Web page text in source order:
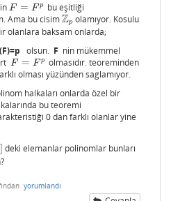
F = F p
F= Fp
bu eşitliği
Ama bu cisimZp
Zp olamıyor. Kosulu
olanlara baksam onlarda;
olsun. F nin mükemmel
F = F p
F= Fp
olmasıdır. teoreminden
olması yüzünden saglamıyor.
halkaları onlarda özel bir
bu teoremi
0 dan farklı olanlar yine
] deki elemanlar polinomlar bunları
yorumlandı